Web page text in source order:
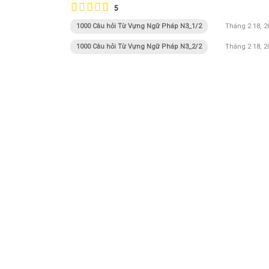
5
1000 Câu hỏi Từ Vựng Ngữ Pháp N3_1/2 Tháng 2 18,
1000 Câu hỏi Từ Vựng Ngữ Pháp N3_2/2 Tháng 2 18,